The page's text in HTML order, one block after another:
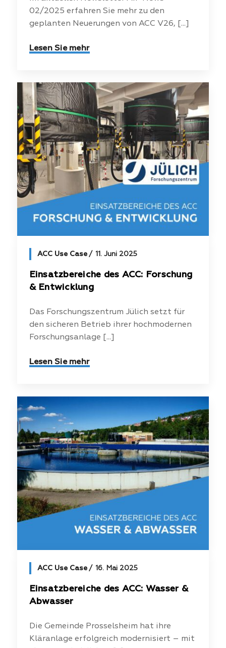
02/2025 erfahren Sie mehr zu den
geplanten Neuerungen von ACC V26, [...]
Lesen Sie mehr
ACC Use Case 11. Juni 2025
Einsatzbereiche des ACC: Forschung
& Entwicklung
Das Forschungszentrum Jülich setzt für
den sicheren Betrieb ihrer hochmodernen
Forschungsanlage [...]
Lesen Sie mehr
ACC Use Case 16. Mai 2025
Einsatzbereiche des ACC: Wasser &
Abwasser
Die Gemeinde Prosselsheim hat ihre
Kläranlage erfolgreich modernisiert – mit